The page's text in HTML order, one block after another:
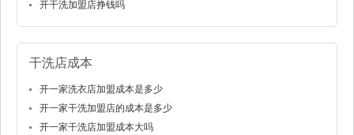
开干洗加盟店挣钱吗
干洗店成本
开一家洗衣店加盟成本是多少
开一家干洗加盟店的成本是多少
开一家干洗店加盟成本大吗